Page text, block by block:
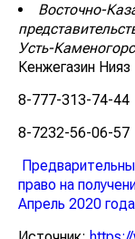
Восточно-
Усть-
Кенжегазин
8-777-313-74-44
8-7232-56-06-57
право на
Апрель 2020 года